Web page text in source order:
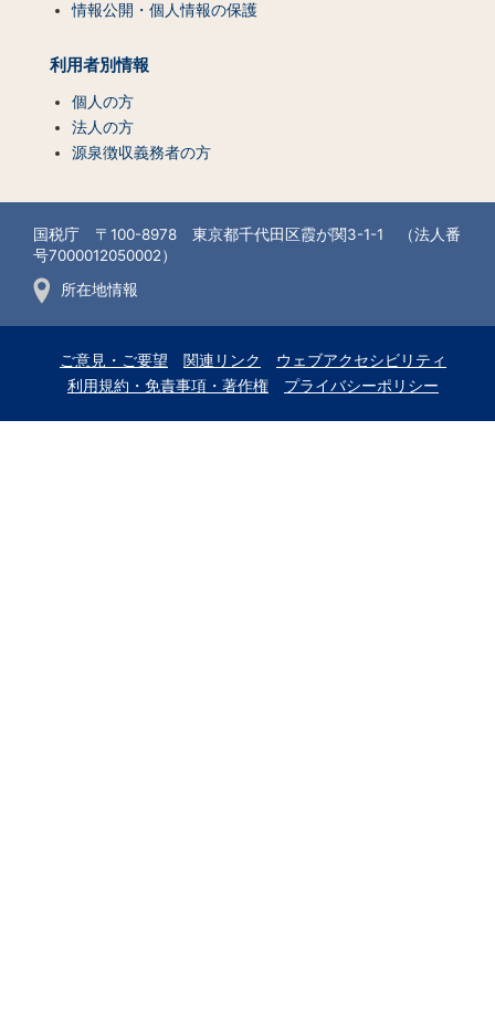
情報公開・個人情報の保護
利用者別情報
個人の方
法人の方
源泉徴収義務者の方
国税庁 〒100-8978 東京都千代田区霞が関3-1-1 （法人番
号7000012050002）
所在地情報
ご意見・ご要望 関連リンク
ウェブアクセシビリティ
利用規約・免責事項・著作権
プライバシーポリシー